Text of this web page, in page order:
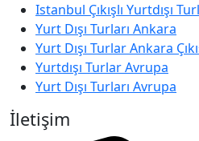
Istanbul Çıkışlı Yurtdışı
Yurt Dışı Turları Ankara
Yurt Dışı Turlar Ankara
Yurtdışı Turlar Avrupa
Yurt Dışı Turları Avrupa
İletişim